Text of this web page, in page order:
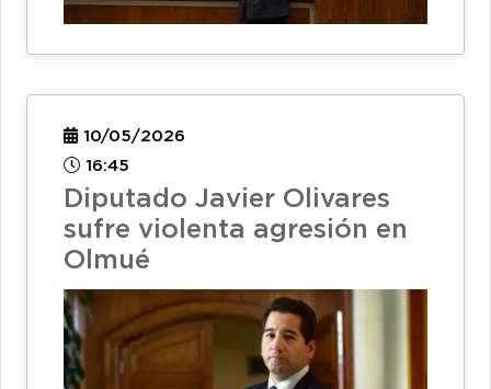
10/05/2026
16:45
Diputado Javier Olivares
sufre violenta agresión en
Olmué